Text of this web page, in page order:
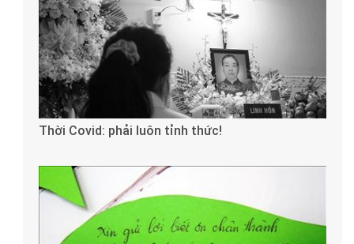
Thời Covid: phải luôn tỉnh thức!